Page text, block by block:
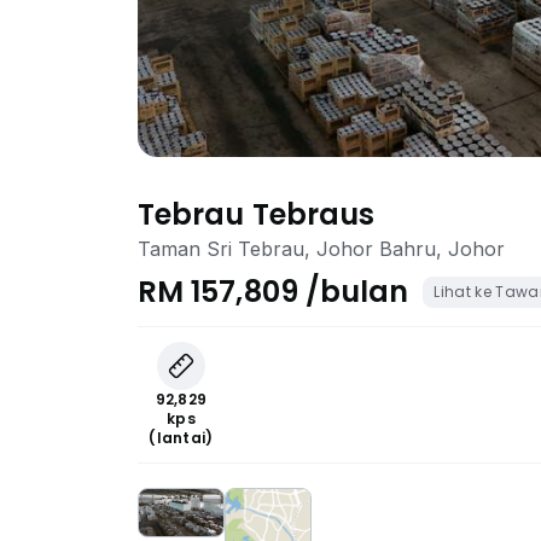
Tebrau Tebraus
Taman Sri Tebrau, Johor Bahru, Johor
RM 157,809 /bulan Lihat ke
92,829
kps
(lantai)